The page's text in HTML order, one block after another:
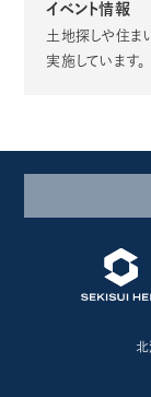
イベント情報
土地探しや住ま
実施しています。